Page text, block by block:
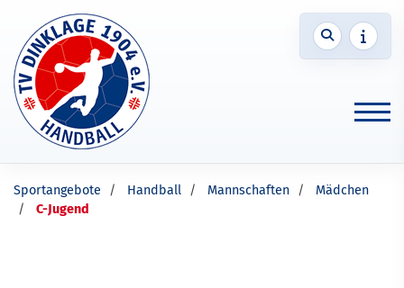
Sportangebote Handball Mannschaften
Mädchen
C-Jugend